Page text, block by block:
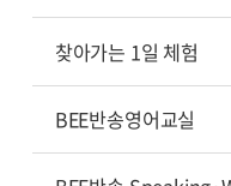
찾아가는 1일 체험
BEE반송영어교실